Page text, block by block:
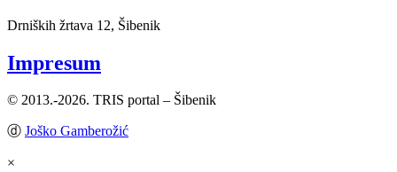
Drniških žrtava 12, Šibenik
Impresum
© 2013.-2026. TRIS portal – Šibenik
ⓓ Joško Gamberožić
×